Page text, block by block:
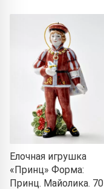
Елочная игрушка
«Принц» Форма:
Принц. Майолика. 70